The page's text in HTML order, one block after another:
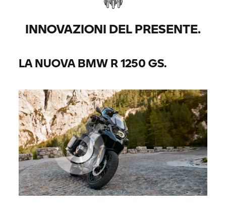
INNOVAZIONI DEL PRESENTE.
LA NUOVABMW R 1250 GS.